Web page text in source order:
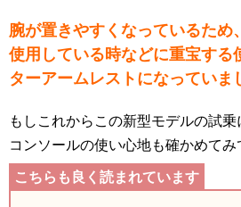
腕が置きやすくなっているため
使用している時などに重宝する
ターアームレストになっていま
もしこれからこの新型モデルの試
コンソールの使い心地も確かめてみ